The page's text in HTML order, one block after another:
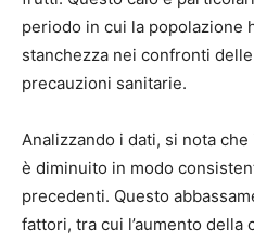
periodo in cui la popolazione
stanchezza nei confronti
precauzioni sanitarie.
Analizzando i dati, si nota
è diminuito in modo
precedenti. Questo
fattori, tra cui l’aumento della